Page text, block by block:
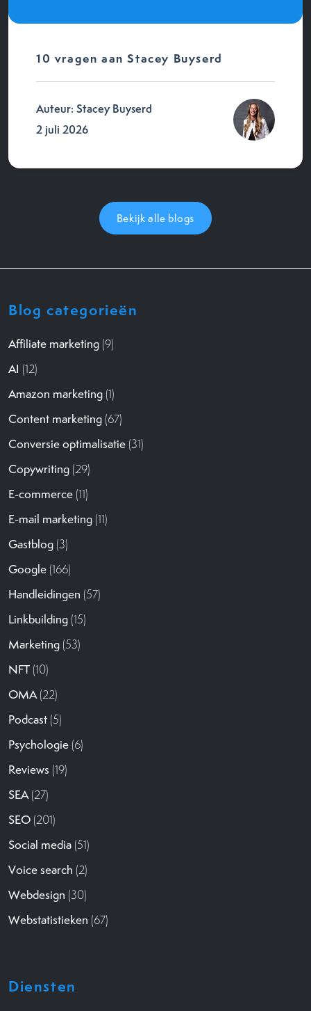
10 vragen aan Stacey Buyserd
Auteur: Stacey Buyserd
2 juli 2026
Bekijk alle blogs
Blog categorieën
Affiliate marketing (9)
AI (12)
Amazon marketing (1)
Content marketing (67)
Conversie optimalisatie (31)
Copywriting (29)
E-commerce (11)
E-mail marketing (11)
Gastblog (3)
Google (166)
Handleidingen (57)
Linkbuilding (15)
Marketing (53)
NFT (10)
OMA(22)
Podcast (5)
Psychologie (6)
Reviews (19)
SEA(27)
SEO (201)
Social media (51)
Voice search (2)
Webdesign (30)
Webstatistieken (67)
Diensten